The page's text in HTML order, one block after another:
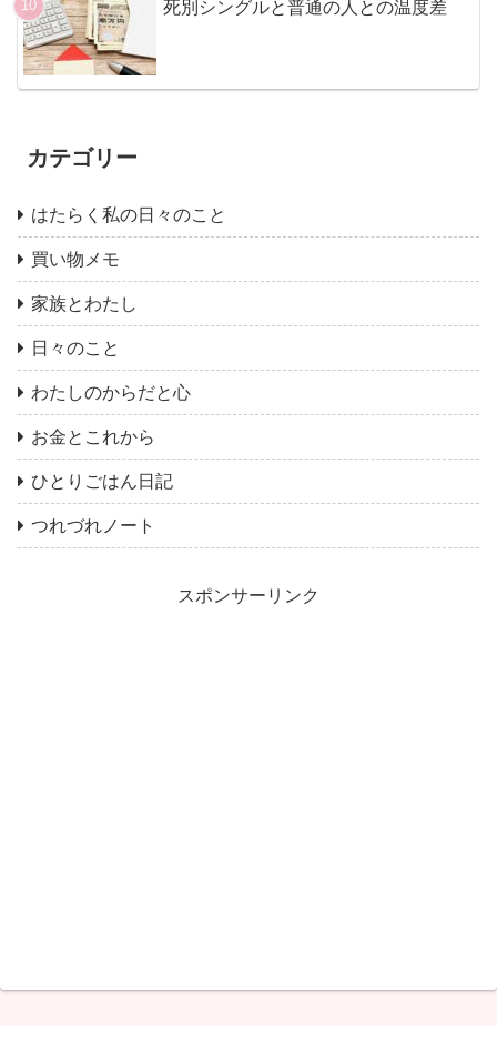
死別シングルと普通の人との温度差
カテゴリー
はたらく私の日々のこと
買い物メモ
家族とわたし
日々のこと
わたしのからだと心
お金とこれから
ひとりごはん日記
つれづれノート
スポンサーリンク